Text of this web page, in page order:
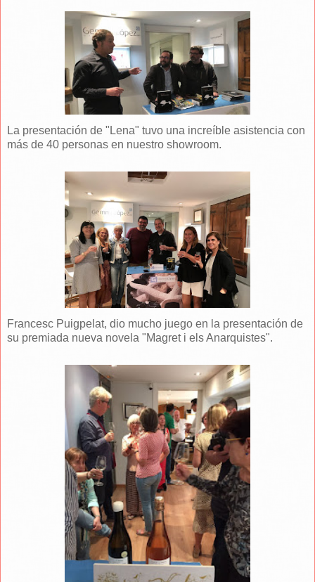
La presentación de "Lena" tuvo una increíble asistencia con
más de 40 personas en nuestro showroom.
Francesc Puigpelat, dio mucho juego en la presentación de
su premiada nueva novela "Magret i els Anarquistes".